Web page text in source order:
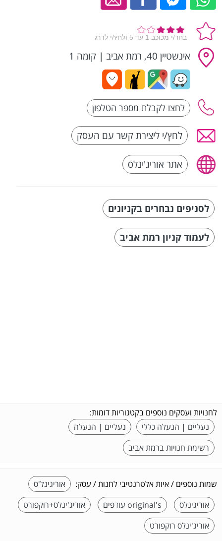
אינשטיין 40, רמת אביב | קומה 1
לחץ/י ליצירת קשר עם העסק
אתר אוריג'ינלס
לסניפים נבחרים בקניונים
לעמוד קניון רמת אביב
לחנויות ועסקים נוספים בקטגוריות דומות:
נעליים | הנעלה כללי
נעליים | הנעלה
רשימת חנויות ברמת אביב
שמות נוספים / איות אלטרנטיבי לחנות / עסק:
אוריגינל'ס
אוריגינלס
original's עודפים
אוריג'ינלס+רוקפורט
אוריג'ינלס רוקפורט